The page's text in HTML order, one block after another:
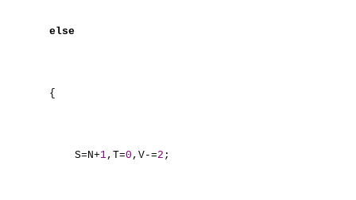
else
{
S=N+1,T=0 ,V-=2 ;